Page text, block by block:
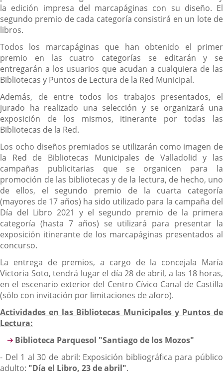
la edición impresa del marcapáginas con su diseño. El
segundo premio de cada categoría consistirá en un lote de
libros.
Todos los marcapáginas que han obtenido el primer
premio en las cuatro categorías se editarán y se
entregarán a los usuarios que acudan a cualquiera de las
Bibliotecas y Puntos de Lectura de la Red Municipal.
Además, de entre todos los trabajos presentados, el
jurado ha realizado una selección y se organizará una
exposición de los mismos, itinerante por todas las
Bibliotecas de la Red.
Los ocho diseños premiados se utilizarán como imagen de
la Red de Bibliotecas Municipales de Valladolid y las
campañas publicitarias que se organicen para la
promoción de las bibliotecas y de la lectura, de hecho, uno
de ellos, el segundo premio de la cuarta categoría
(mayores de 17 años) ha sido utilizado para la campaña del
Día del Libro 2021 y el segundo premio de la primera
categoría (hasta 7 años) se utilizará para presentar la
exposición itinerante de los marcapáginas presentados al
concurso.
La entrega de premios, a cargo de la concejala María
Victoria Soto, tendrá lugar el día 28 de abril, a las 18 horas,
en el escenario exterior del Centro Cívico Canal de Castilla
(sólo con invitación por limitaciones de aforo).
Actividades en las Bibliotecas Municipales y Puntos de
Lectura:
Biblioteca Parquesol "Santiago de los Mozos"
- Del 1 al 30 de abril: Exposición bibliográfica para público
adulto: "Día el Libro, 23 de abril".